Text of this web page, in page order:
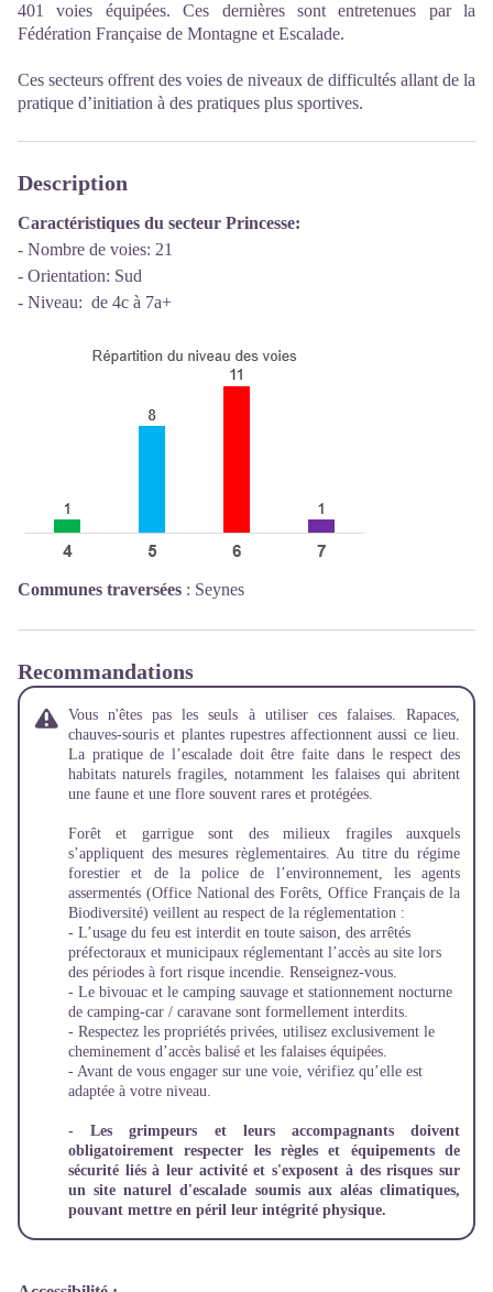
401 voies équipées. Ces dernières sont entretenues par la
Fédération Française de Montagne et Escalade.
Ces secteurs offrent des voies de niveaux de difficultés allant de la
pratique d’initiation à des pratiques plus sportives.
Description
Caractéristiques du secteur Princesse:
- Nombre de voies: 21
- Orientation: Sud
- Niveau: de 4c à 7a+
Communes traversées : Seynes
Recommandations
Vous n'êtes pas les seuls à utiliser ces falaises. Rapaces,
chauves-souris et plantes rupestres affectionnent aussi ce lieu.
La pratique de l’escalade doit être faite dans le respect des
habitats naturels fragiles, notamment les falaises qui abritent
une faune et une flore souvent rares et protégées.
Forêt et garrigue sont des milieux fragiles auxquels
s’appliquent des mesures règlementaires. Au titre du régime
forestier et de la police de l’environnement, les agents
assermentés (Office National des Forêts, Office Français de la
Biodiversité) veillent au respect de la réglementation :
- L’usage du feu est interdit en toute saison, des arrêtés
préfectoraux et municipaux réglementant l’accès au site lors
des périodes à fort risque incendie. Renseignez-vous.
- Le bivouac et le camping sauvage et stationnement nocturne
de camping-car / caravane sont formellement interdits.
- Respectez les propriétés privées, utilisez exclusivement le
cheminement d’accès balisé et les falaises équipées.
- Avant de vous engager sur une voie, vérifiez qu’elle est
adaptée à votre niveau.
- Les grimpeurs et leurs accompagnants doivent
obligatoirement respecter les règles et équipements de
sécurité liés à leur activité et s'exposent à des risques sur
un site naturel d'escalade soumis aux aléas climatiques,
pouvant mettre en péril leur intégrité physique.